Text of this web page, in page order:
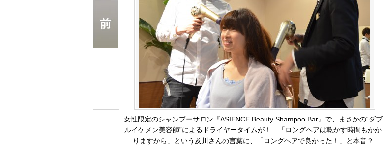
女性限定のシャンプーサロン『ASIENCE Beauty Shampoo Bar』で、まさかの“ダブ
ルイケメン美容師”によるドライヤータイムが！ 「ロングヘアは乾かす時間もかか
りますから」という及川さんの言葉に、「ロングヘアで良かった！」と本音？